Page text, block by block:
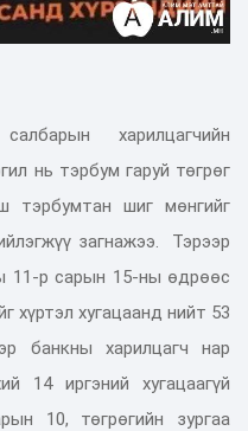
харилцагчийн
нь тэрбум гаруй төгрөг
тэрбумтан шиг мөнгийг
загнажээ. Тэрээр
11-р сарын 15-ны өдрөөс
хүртэл хугацаанд нийт 53
банкны харилцагч нар
14 иргэний хугацаагүй
10, төгрөгийн зургаа